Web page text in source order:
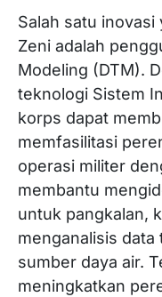
Salah satu
Zeni adalah
Modeling (DTM).
teknologi Sistem
korps dapat
memfasilitasi
operasi militer
membantu
untuk pangkalan,
menganalisis
sumber daya air.
meningkatkan